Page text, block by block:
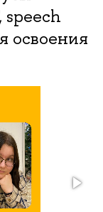
speech
освоения